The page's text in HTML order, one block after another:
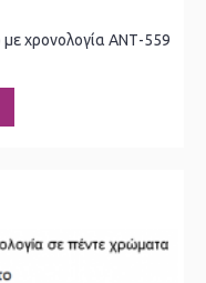
χρονολογία ΑΝΤ-559